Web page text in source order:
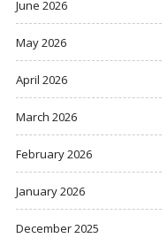
June 2026
May 2026
April 2026
March 2026
February 2026
January 2026
December 2025